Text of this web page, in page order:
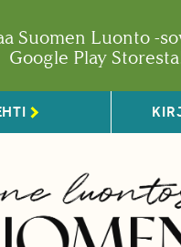
Suomen Luonto -
Google Play